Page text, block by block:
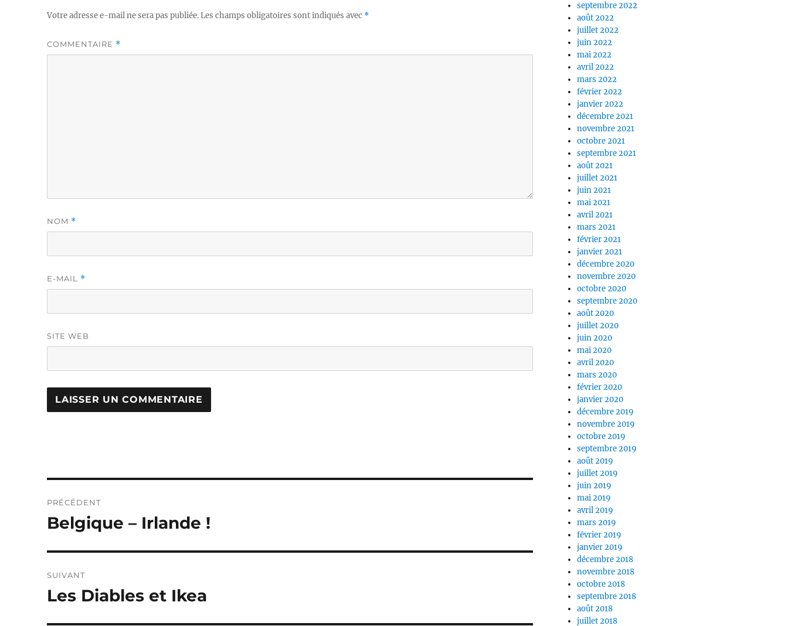
Votre adresse e-mail ne sera pas publiée.Les champs obligatoires sont indiqués avec *
COMMENTAIRE *
NOM *
E-MAIL *
SITE WEB
de
PRÉCÉDENT
Publication
Belgique – Irlande !
SUIVANT
Publication
Les Diables et Ikea
septembre 2022
août 2022
juillet 2022
juin 2022
mai 2022
avril 2022
mars 2022
février 2022
janvier 2022
décembre 2021
novembre 2021
octobre 2021
septembre 2021
août 2021
juillet 2021
juin 2021
mai 2021
avril 2021
mars 2021
février 2021
janvier 2021
décembre 2020
novembre 2020
octobre 2020
septembre 2020
août 2020
juillet 2020
juin 2020
mai 2020
avril 2020
mars 2020
février 2020
janvier 2020
décembre 2019
novembre 2019
octobre 2019
septembre 2019
août 2019
juillet 2019
juin 2019
mai 2019
avril 2019
mars 2019
février 2019
janvier 2019
décembre 2018
novembre 2018
octobre 2018
septembre 2018
août 2018
juillet 2018